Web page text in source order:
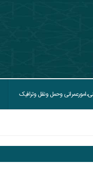
وحمل ونقل وترافيک